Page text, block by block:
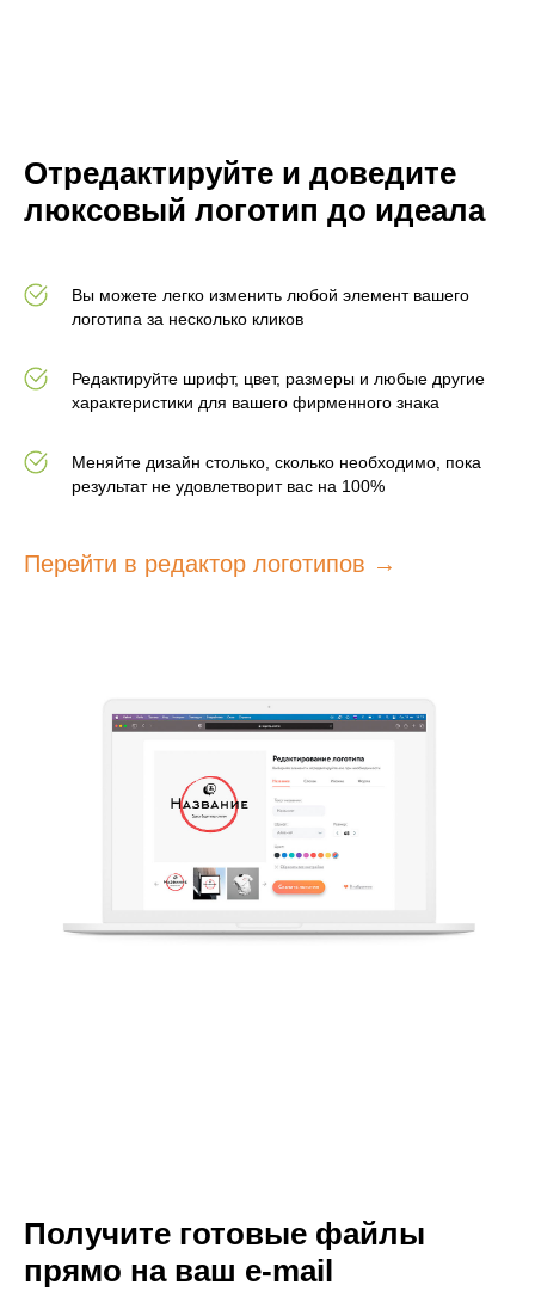
Отредактируйте и доведите
люксовый логотип до идеала
Вы можете легко изменить любой элемент вашего
логотипа за несколько кликов
Редактируйте шрифт, цвет, размеры и любые другие
характеристики для вашего фирменного знака
Меняйте дизайн столько, сколько необходимо, пока
результат не удовлетворит вас на 100%
Перейти в редактор логотипов
Получите готовые файлы
прямо на ваш e-mail